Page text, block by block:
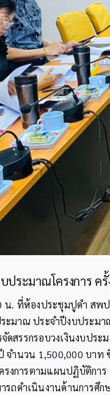
ระมาณโครงการ ค
น. ที่ห้องประชุมปูดำ สพ
ะมาณ ประจำปีงบประม
ดสรรกรอบวงเงินงบปร
นวน 1,500,000 บาท
งการตามแผนปฏิบัติกา
รถดำเนินงานด้านการศึ